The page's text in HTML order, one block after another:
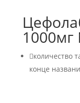
количество
конце